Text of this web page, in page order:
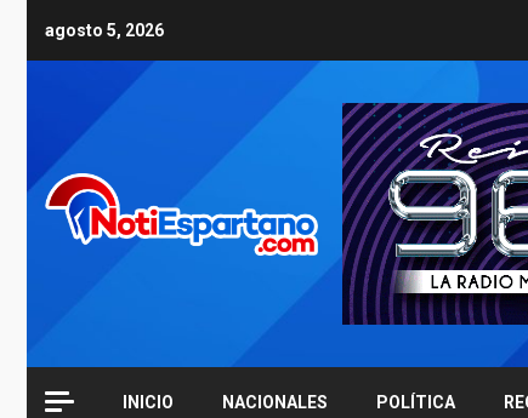
agosto 5, 2026
INICIO NACIONALES POLÍTICA